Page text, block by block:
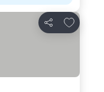
Compartir
Añadir a